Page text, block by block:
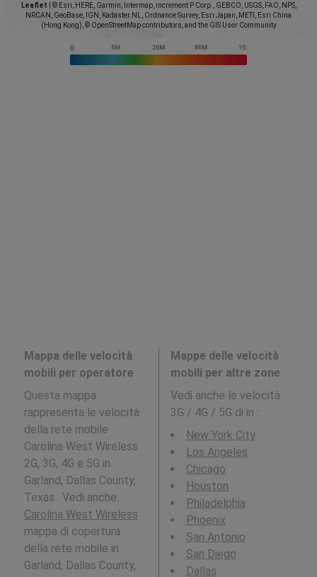
Leaflet
© Esri, HERE, Garmin, Intermap, increment P Corp., GEBCO, USGS, FAO, NPS,
NRCAN, GeoBase, IGN, Kadaster NL, Ordnance Survey, Esri Japan, METI, Esri China
(Hong Kong), © OpenStreetMap contributors, and the GIS User Community
Mappa delle velocità
mobili per operatore
Questa mappa
rappresenta le velocità
della rete mobile
Carolina West Wireless
2G, 3G, 4G e 5G in
Garland, Dallas County,
Texas . Vedi anche:
Carolina West Wireless
mappa di copertura
della rete mobile in
Garland, Dallas County,
Mappe delle velocità
mobili per altre zone
Vedi anche le velocità
3G / 4G / 5G di in :
New York City
Los Angeles
Chicago
Houston
Philadelphia
Phoenix
San Antonio
San Diego
Dallas